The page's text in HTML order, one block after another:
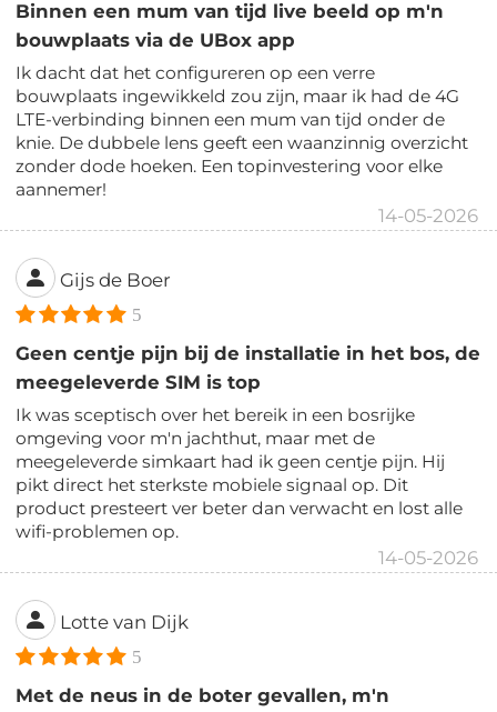
Binnen een mum van tijd live beeld op m'n
bouwplaats via de UBox app
Ik dacht dat het configureren op een verre
bouwplaats ingewikkeld zou zijn, maar ik had de 4G
LTE-verbinding binnen een mum van tijd onder de
knie. De dubbele lens geeft een waanzinnig overzicht
zonder dode hoeken. Een topinvestering voor elke
aannemer!
14-05-2026
Gijs de Boer
5
Geen centje pijn bij de installatie in het bos, de
meegeleverde SIM is top
Ik was sceptisch over het bereik in een bosrijke
omgeving voor m'n jachthut, maar met de
meegeleverde simkaart had ik geen centje pijn. Hij
pikt direct het sterkste mobiele signaal op. Dit
product presteert ver beter dan verwacht en lost alle
wifi-problemen op.
14-05-2026
Lotte van Dijk
5
Met de neus in de boter gevallen, m'n